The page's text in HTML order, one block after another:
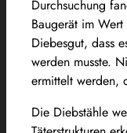
Durchsuchung
Baugerät im
Diebesgut, dass
werden musste.
ermittelt werden,
Die Diebstähle